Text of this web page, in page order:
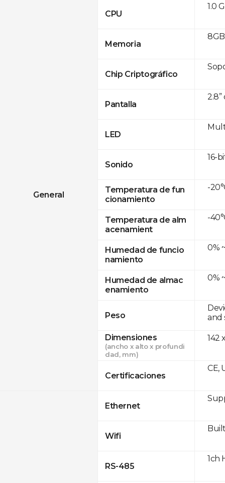
General
CPU
Memoria
Chip Criptográfico
Pantalla
LED
Sonido
Temperatura de fun
cionamiento
Temperatura de alm
acenamient
Humedad de funcio
namiento
Humedad de almac
enamiento
Peso
Dimensiones
(ancho x alto x profundi
dad, mm)
Certificaciones
Ethernet
Wifi
RS-485
1.0
2.8”
16-
-
-
0%
0%
and
142
CE,
1ch